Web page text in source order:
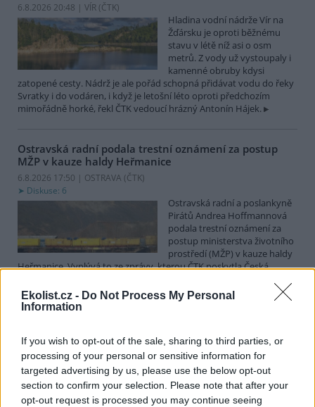
Ekolist.cz - Do Not Process My Personal
Information
If you wish to opt-out of the sale, sharing to third parties, or
processing of your personal or sensitive information for
targeted advertising by us, please use the below opt-out
section to confirm your selection. Please note that after your
opt-out request is processed you may continue seeing
6.8.2026 20:48 | VÍR (ČTK)
Hladina vodní nádrže Vír na
Žďársku je oproti běžnému
stavu v létě níž asi o osm
metrů. Z vody už vystoupaly i
kamenné obruby kdysi
zatopené cesty. Nádrž je ale pořád schopná přidávat vodu do řeky
Svratky i do vodáren, i když je letošní léto oproti předchozím
mimořádně horké, řekl ČTK vedoucí hrázný Antonín Hájek.
Ostravská radní podala trestní oznámení za postup
MŽP v kauze haldy Heřmanice
6.8.2026 17:50 | OSTRAVA (ČTK)
Diskuse: 6
Ostravská radní a poslankyně
Pirátů Andrea Hoffmannová
podala trestní oznámení za
postup ministerstva životního
prostředí (MŽP) v kauze haldy
Heřmanice. Vyplývá to ze zprávy, kterou ČTK poskytla Česká
případu České inspekci životního prostředí (ČIŽP) a zastavení řízení.
Hoffmannová ČTK sdělila, že trestní oznámení podala proti dosud
zjištěna prověřováním. Stanovisko MŽP a ČIŽP ČTK shání.
Ředitelé odborů i mluvčí se z ČIŽP rozhodli odejít z
vlastní vůle, řekl Straka